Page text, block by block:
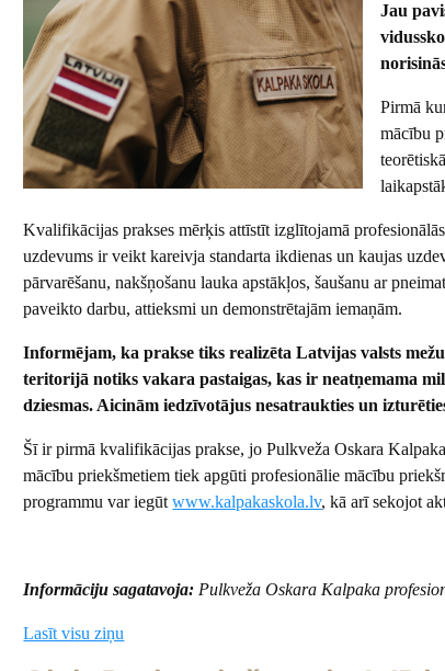
Jau
Pirmā
mācību
Kvalifikācijas prakses mērķis attīstīt izglītojamā
uzdevums ir veikt kareivja standarta ikdienas un kaujas
pārvarēšanu, nakšņošanu lauka apstākļos, šaušanu ar
paveikto darbu, attieksmi un demonstrētajām iemaņām.
Informējam, ka prakse tiks realizēta Latvijas valsts
teritorijā notiks vakara pastaigas, kas ir neatņemama
dziesmas. Aicinām iedzīvotājus nesatraukties un
Šī ir pirmā kvalifikācijas prakse, jo Pulkveža Oskara
mācību priekšmetiem tiek apgūti profesionālie mācību
programmu var iegūtwww.kalpakaskola.lv, kā arī sekojot
Informāciju sagatavoja: Pulkveža Oskara Kalpaka
Lasīt visu ziņu